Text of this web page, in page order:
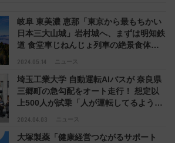
2024.05.14 ニュース
岐阜 東美濃 恵那「東京から最もちかい
日本三大山城」岩村城へ、まずは明知鉄
道 食堂車じねんじょ列車の絶景食体験
2024.04.03 ニュース
埼玉工業大学 自動運転AIバスが 奈良県
三郷町の急勾配をオート走行！ 想定以
上500人が試乗「人が運転してるような
期待
大塚製薬「健康経営つながるサポート